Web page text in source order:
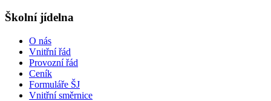
Školní jídelna
O nás
Vnitřní řád
Provozní řád
Ceník
Formuláře ŠJ
Vnitřní směrnice